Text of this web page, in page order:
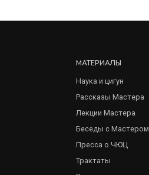
МАТЕРИАЛЫ
Наука и цигун
Рассказы Мастера
Лекции Мастера
Беседы с Мастером
Пресса о ЧЮЦ
Трактаты